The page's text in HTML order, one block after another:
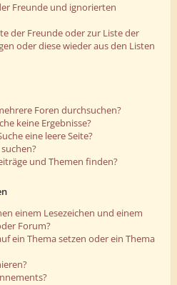
Freunde und ignorierten
der Freunde oder zur Liste der
oder diese wieder aus den Listen
Foren durchsuchen?
keine Ergebnisse?
eine leere Seite?
und Themen finden?
einem Lesezeichen und einem
Forum?
ein Thema setzen oder ein Thema